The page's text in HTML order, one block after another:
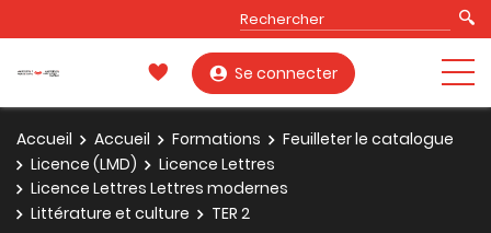
Se connecter
Accueil Accueil Formations
Feuilleter le catalogue
Licence (LMD)
Licence Lettres
Licence Lettres Lettres modernes
Littérature et culture
TER 2